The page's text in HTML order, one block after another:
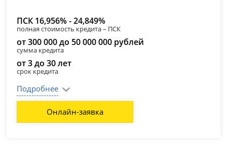
ПСК 16,956% - 24,849%
полная стоимость кредита – ПСК
от 300 000 до 50 000 000 рублей
сумма кредита
от 3 до 30 лет
срок кредита
Подробнее
Онлайн-заявка